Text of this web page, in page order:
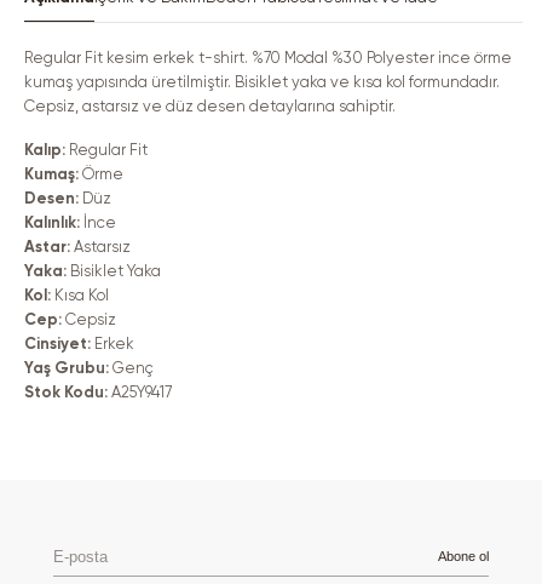
T-
için
adedi
azaltın
T-
için
artırın
Regular Fit kesim erkek t-shirt. %70 Modal %30 Polyester ince örme
kumaş yapısında üretilmiştir. Bisiklet yaka ve kısa kol formundadır.
Cepsiz, astarsız ve düz desen detaylarına sahiptir.
Kalıp: Regular Fit
Kumaş: Örme
Desen:
Düz
Kalınlık: İnce
Astar: Astarsız
Yaka: Bisiklet Yaka
Kol: Kısa Kol
Cep: Cepsiz
Cinsiyet: Erkek
Yaş Grubu: Genç
Stok Kodu: A25Y9417
E-
posta
Abone ol